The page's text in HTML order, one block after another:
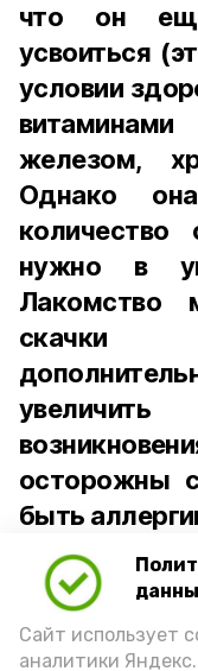
Сайт использует
аналитики
что он
усвоиться
условии
железом,
Однако
нужно в
Лакомство
скачки
осторожны
быть
Для
порцией
(2-3 ложки).